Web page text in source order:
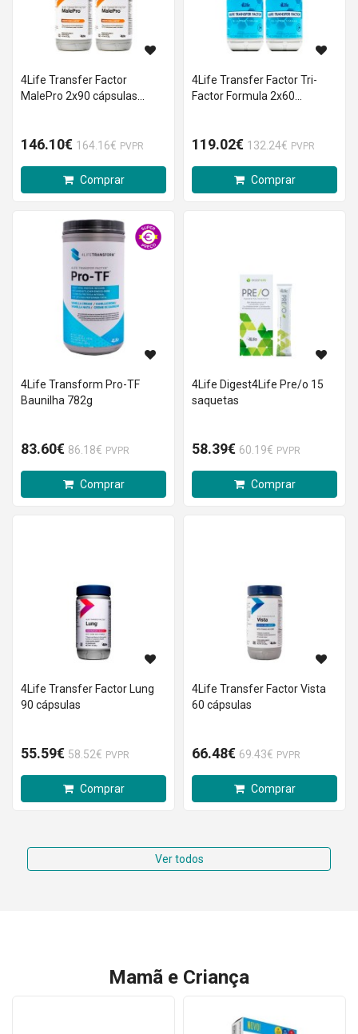
4Life Transfer Factor
MalePro 2x90 cápsulas
146.10€ 164.16€ PVPR
Comprar
4Life Transfer Factor Tri-
Factor Formula 2x60
119.02€ 132.24€ PVPR
Comprar
4Life Transform Pro-TF
Baunilha 782g
83.60€ 86.18€ PVPR
Comprar
4Life Digest4Life Pre/o 15
saquetas
58.39€ 60.19€ PVPR
Comprar
4Life Transfer Factor Lung
90 cápsulas
55.59€ 58.52€ PVPR
Comprar
4Life Transfer Factor Vista
60 cápsulas
66.48€ 69.43€ PVPR
Comprar
Ver todos
Mamã e Criança